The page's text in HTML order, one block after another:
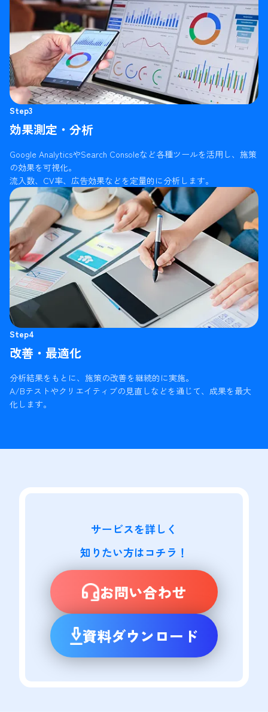
Step3
効果測定・分析
Google AnalyticsやSearch Consoleなど各種ツールを活用し、施策
の効果を可視化。
流入数、CV率、広告効果などを定量的に分析します。
Step4
改善・最適化
分析結果をもとに、施策の改善を継続的に実施。
A/Bテストやクリエイティブの見直しなどを通じて、成果を最大
化します。
サービスを詳しく
知りたい方はコチラ！
お問い合わせ
資料ダウンロード